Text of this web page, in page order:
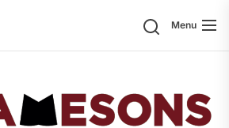
SearchMenu